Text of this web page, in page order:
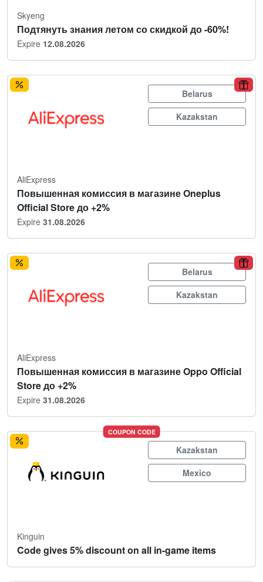
Skyeng
Подтянуть знания летом со скидкой до -60%!
Expire 12.08.2026
Belarus
Kazakstan
AliExpress
Повышенная комиссия в магазине Oneplus
Official Store до +2%
Expire 31.08.2026
Belarus
Kazakstan
AliExpress
Повышенная комиссия в магазине Oppo Official
Store до +2%
Expire 31.08.2026
COUPON CODE
Kazakstan
Mexico
Kinguin
Code gives 5% discount on all in-game items